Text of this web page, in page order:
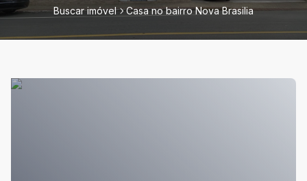
Buscar imóvel Casa no bairro Nova Brasilia